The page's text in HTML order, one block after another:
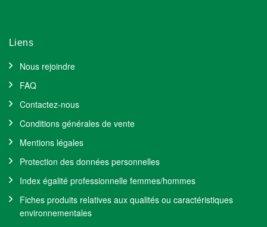
Liens
Nous rejoindre
FAQ
Contactez-nous
Conditions générales de vente
Mentions légales
Protection des données personnelles
Index égalité professionnelle femmes/hommes
Fiches produits relatives aux qualités ou caractéristiques
environnementales